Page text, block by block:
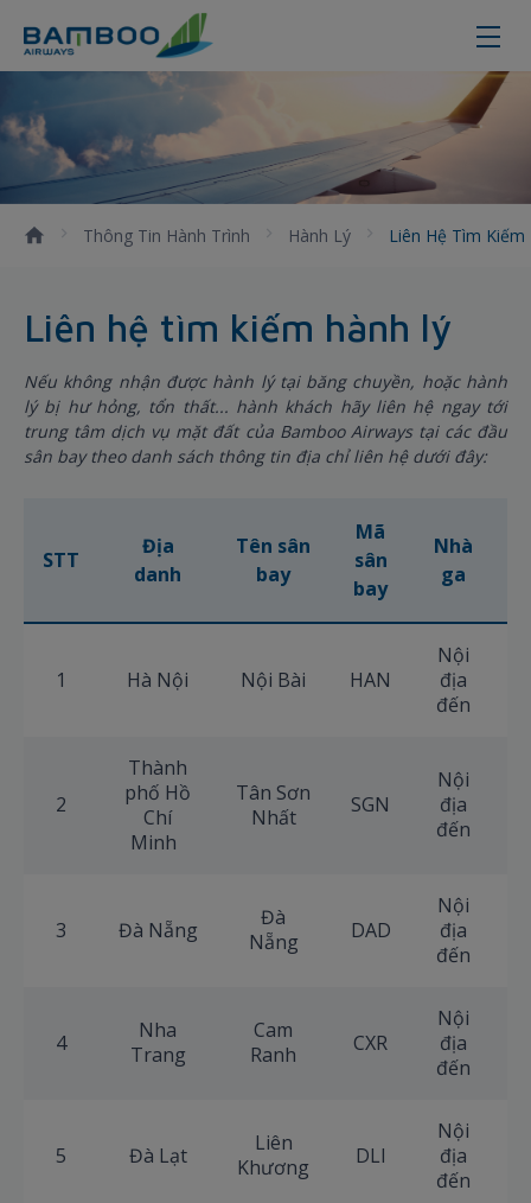
Liên hệ tìm kiếm hành lý
Thông Tin Hành Trình Hành Lý Liên Hệ Tìm
Liên hệ tìm kiếm hành lý
Nếu không nhận được hành lý tại băng chuyền, hoặc hành
lý bị hư hỏng, tổn thất... hành khách hãy liên hệ ngay tới
trung tâm dịch vụ mặt đất của Bamboo Airways tại các đầu
sân bay theo danh sách thông tin địa chỉ liên hệ dưới đây:
STT
Địa
danh
Tên sân
bay
Mã
sân
bay
Nhà
ga
1 Hà Nội Nội Bài HAN
Nội
địa
đến
2
Thành
phố Hồ
Chí
Minh
Tân Sơn
Nhất
SGN
Nội
địa
đến
3 Đà Nẵng
Đà
Nẵng
DAD
Nội
địa
đến
4
Nha
Trang
Cam
Ranh
CXR
Nội
địa
đến
5 Đà Lạt
Liên
Khương
DLI
Nội
địa
đến